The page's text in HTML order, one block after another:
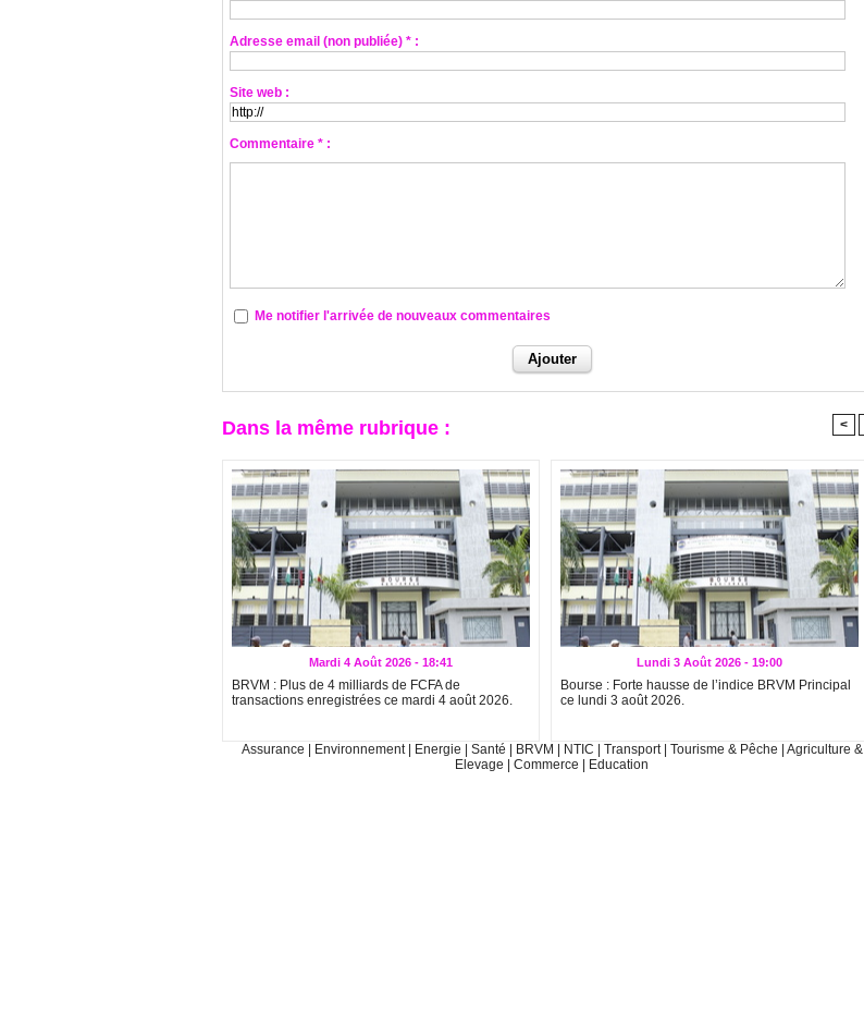
Adresse email (non publiée) * :
Site web :
Commentaire * :
Me notifier l'arrivée de nouveaux commentaires
Dans la même rubrique : <
Mardi 4 Août 2026 - 18:41
BRVM : Plus de 4 milliards de FCFA de
transactions enregistrées ce mardi 4 août 2026.
Lundi 3 Août 2026 - 19:00
Bourse : Forte hausse de l’indice BRVM Principal
ce lundi 3 août 2026.
Assurance Environnement Energie Santé BRVM NTIC Transport Tourisme & Pêche
Agriculture &
Elevage
Commerce Education